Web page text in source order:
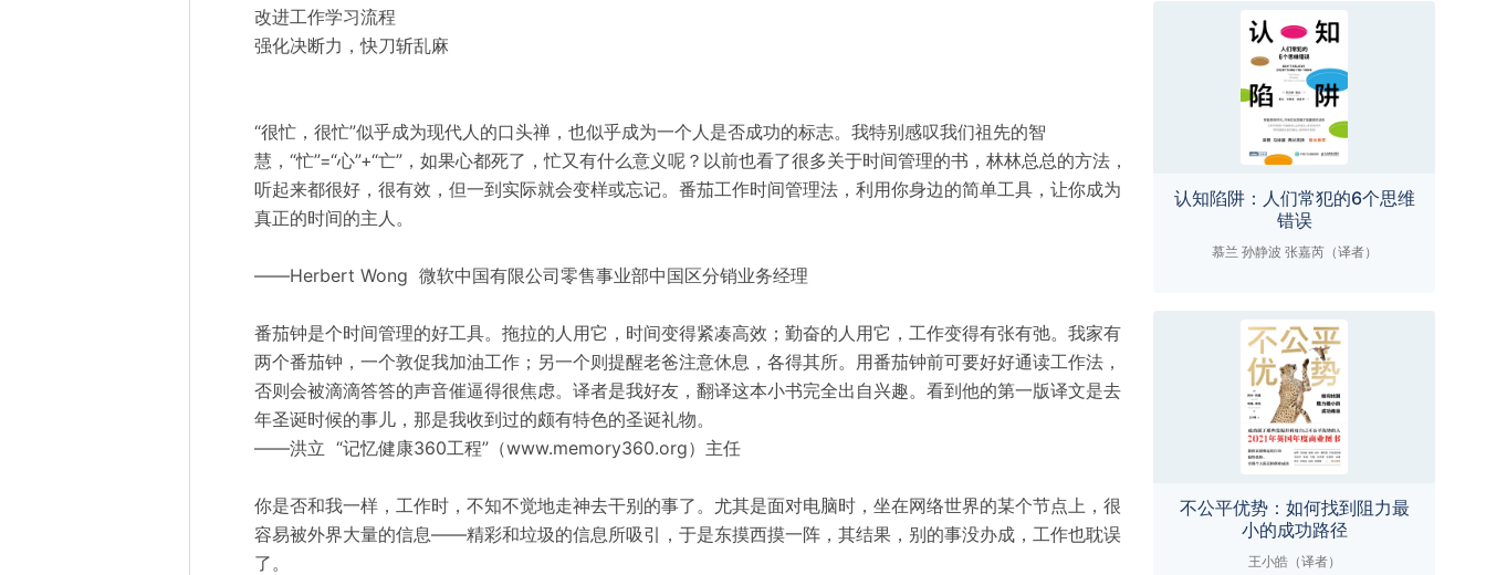
改进工作学习流程
强化决断力，快刀斩乱麻
“很忙，很忙”似乎成为现代人的口头禅，也似乎成为一个人是否成功的标志。我特别感叹我们祖先的智
慧，“忙”=“心”+“亡”，如果心都死了，忙又有什么意义呢？以前也看了很多关于时间管理的书，林林总总的方法，
听起来都很好，很有效，但一到实际就会变样或忘记。番茄工作时间管理法，利用你身边的简单工具，让你成为
真正的时间的主人。
——Herbert Wong  微软中国有限公司零售事业部中国区分销业务经理
番茄钟是个时间管理的好工具。拖拉的人用它，时间变得紧凑高效；勤奋的人用它，工作变得有张有弛。我家有
两个番茄钟，一个敦促我加油工作；另一个则提醒老爸注意休息，各得其所。用番茄钟前可要好好通读工作法，
否则会被滴滴答答的声音催逼得很焦虑。译者是我好友，翻译这本小书完全出自兴趣。看到他的第一版译文是去
年圣诞时候的事儿，那是我收到过的颇有特色的圣诞礼物。
——洪立  “记忆健康360工程”（www.memory360.org）主任
你是否和我一样，工作时，不知不觉地走神去干别的事了。尤其是面对电脑时，坐在网络世界的某个节点上，很
容易被外界大量的信息——精彩和垃圾的信息所吸引，于是东摸西摸一阵，其结果，别的事没办成，工作也耽误
了。
认知陷阱：人们常犯的6个思维
错误
慕兰 孙静波 张嘉芮（译者）
不公平优势：如何找到阻力最
小的成功路径
王小皓（译者）